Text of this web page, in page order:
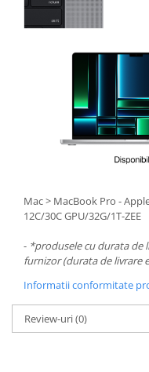
Mac > MacBook Pro -
12C/30C GPU/32G/1T-ZEE
- *produsele cu durata de
furnizor (durata de livrare
Informatii conformitate
Review-uri(0)